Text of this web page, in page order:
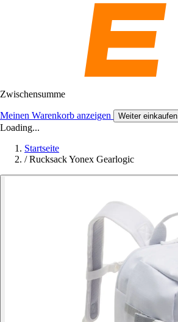
Zwischensumme
Meinen Warenkorb anzeigen Weiter einkaufen
Loading...
Startseite
/ Rucksack Yonex Gearlogic